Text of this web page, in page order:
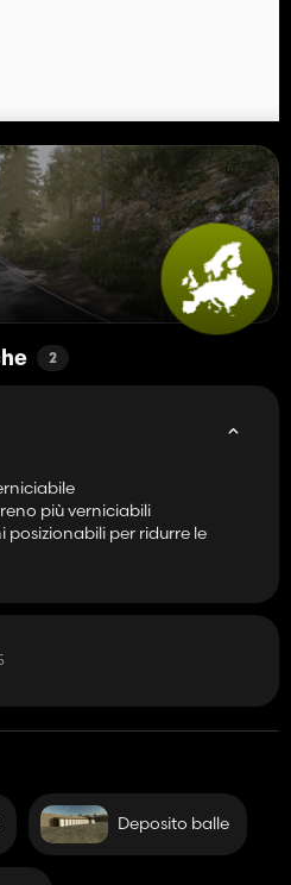
si trova nel centro di
lungo la strada principale.
2
più verniciabili
posizionabili per ridurre le
Deposito balle